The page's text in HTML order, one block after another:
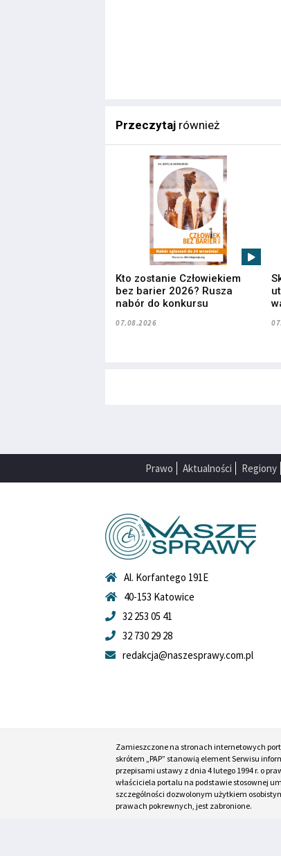
Przeczytaj również
Kto zostanie Człowiekiem
bez barier 2026? Rusza
nabór do konkursu
07.08.2026
Prawo Aktualności Regiony
Al. Korfantego 191E
40-153 Katowice
32 253 05 41
32 730 29 28
redakcja@naszesprawy.com.pl
Zamieszczone na stronach internetowych
skrótem „PAP” stanowią element Serwisu
przepisami ustawy z dnia 4 lutego 1994 r. o
właściciela portalu na podstawie stosownej
szczególności dozwolonym użytkiem
prawach pokrewnych, jest zabronione.